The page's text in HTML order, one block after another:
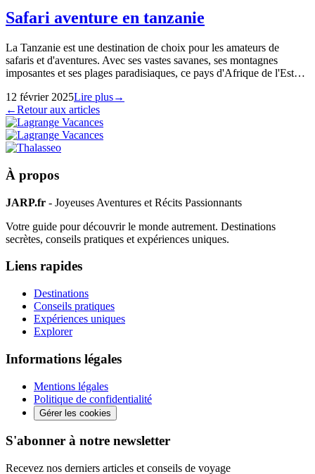
Safari aventure en tanzanie
La Tanzanie est une destination de choix pour les amateurs de
safaris et d'aventures. Avec ses vastes savanes, ses montagnes
imposantes et ses plages paradisiaques, ce pays d'Afrique de l'Est…
12 février 2025Lire plus→
←Retour aux articles
À propos
JARP.fr - Joyeuses Aventures et Récits Passionnants
Votre guide pour découvrir le monde autrement. Destinations
secrètes, conseils pratiques et expériences uniques.
Liens rapides
Destinations
Conseils pratiques
Expériences uniques
Explorer
Informations légales
Mentions légales
Politique de confidentialité
Gérer les cookies
S'abonner à notre newsletter
Recevez nos derniers articles et conseils de voyage